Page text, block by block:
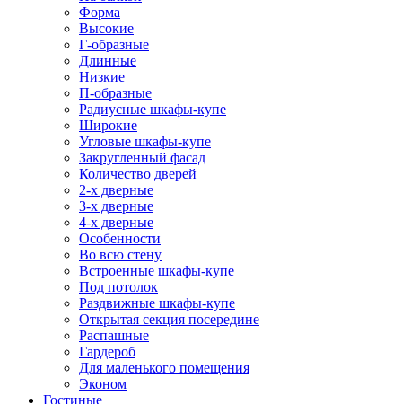
Форма
Высокие
Г-образные
Длинные
Низкие
П-образные
Радиусные шкафы-купе
Широкие
Угловые шкафы-купе
Закругленный фасад
Количество дверей
2-х дверные
3-х дверные
4-х дверные
Особенности
Во всю стену
Встроенные шкафы-купе
Под потолок
Раздвижные шкафы-купе
Открытая секция посередине
Распашные
Гардероб
Для маленького помещения
Эконом
Гостиные